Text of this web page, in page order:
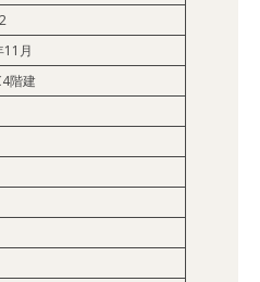
11月
階建